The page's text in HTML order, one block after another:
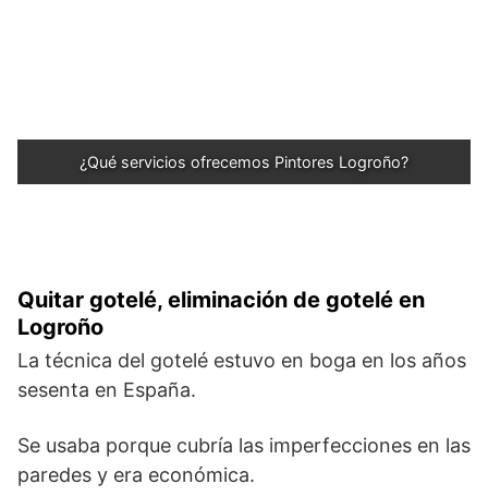
¿Qué servicios ofrecemos Pintores Logroño?
Quitar gotelé, eliminación de gotelé en
Logroño
La técnica del gotelé estuvo en boga en los años
sesenta en España.
Se usaba porque cubría las imperfecciones en las
paredes y era económica.